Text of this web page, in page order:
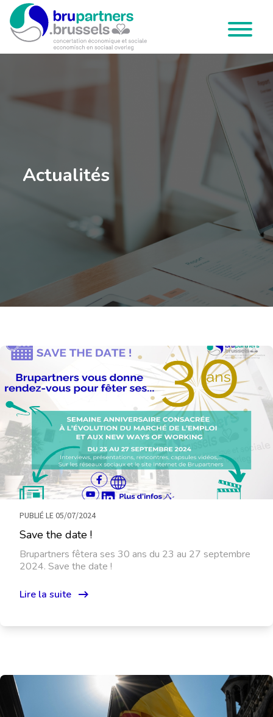
Brupartners
Menu
Actualités
Save the date !
Brupartners fêtera ses 30 ans du 23 au 27 septembre
2024. Save the date !
PUBLIÉ LE 05/07/2024
Lire la suite